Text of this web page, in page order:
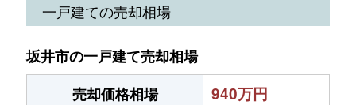
一戸建ての売却相場
坂井市の一戸建て売却相場
売却価格相場
940万円